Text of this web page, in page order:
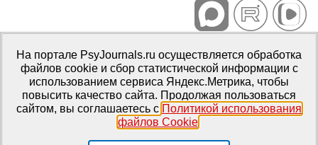
Портал психологических изданий PsyJournals.ru, 2007–2026
Правила использования материалов
Свидетельство регистрации СМИЭл № ФС77-66447 от 14 июля
2016 г.
Издатель: ФГБОУ ВО МГППУ
На портале PsyJournals.ru осуществляется обработка
файлов cookie и сбор статистической информации с
использованием сервиса Яндекс.Метрика, чтобы
повысить качество сайта. Продолжая пользоваться
сайтом, вы соглашаетесь с Политикой использования
файлов Cookie.